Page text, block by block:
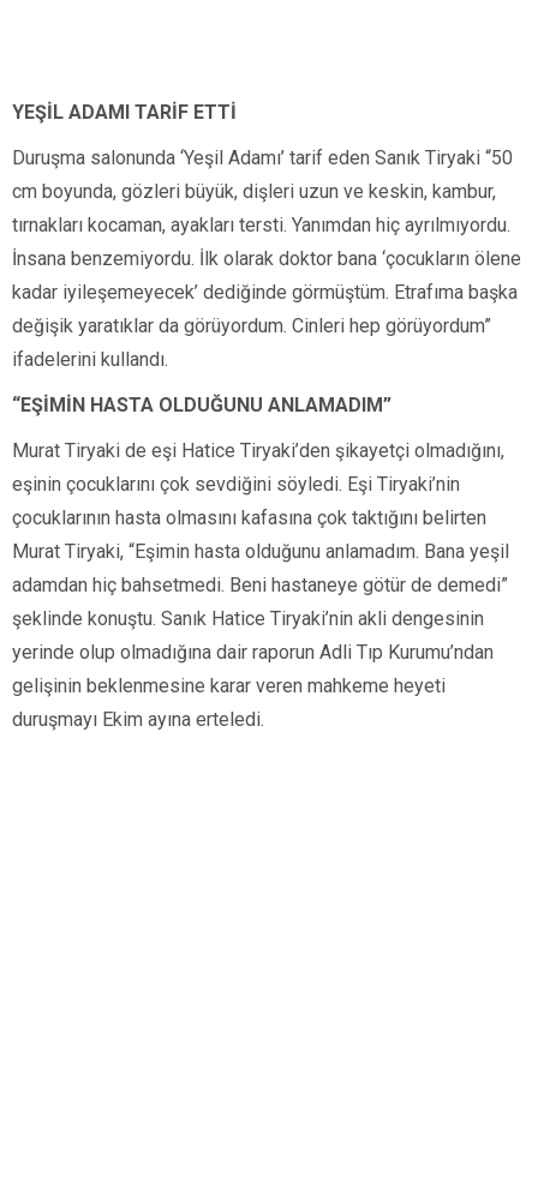
YEŞİL ADAMI TARİF ETTİ
Duruşma salonunda ‘Yeşil Adamı’ tarif eden Sanık Tiryaki “50
cm boyunda, gözleri büyük, dişleri uzun ve keskin, kambur,
tırnakları kocaman, ayakları tersti. Yanımdan hiç ayrılmıyordu.
İnsana benzemiyordu. İlk olarak doktor bana ‘çocukların ölene
kadar iyileşemeyecek’ dediğinde görmüştüm. Etrafıma başka
değişik yaratıklar da görüyordum. Cinleri hep görüyordum”
ifadelerini kullandı.
“EŞİMİN HASTA OLDUĞUNU ANLAMADIM”
Murat Tiryaki de eşi Hatice Tiryaki’den şikayetçi olmadığını,
eşinin çocuklarını çok sevdiğini söyledi. Eşi Tiryaki’nin
çocuklarının hasta olmasını kafasına çok taktığını belirten
Murat Tiryaki, “Eşimin hasta olduğunu anlamadım. Bana yeşil
adamdan hiç bahsetmedi. Beni hastaneye götür de demedi”
şeklinde konuştu. Sanık Hatice Tiryaki’nin akli dengesinin
yerinde olup olmadığına dair raporun Adli Tıp Kurumu’ndan
gelişinin beklenmesine karar veren mahkeme heyeti
duruşmayı Ekim ayına erteledi.